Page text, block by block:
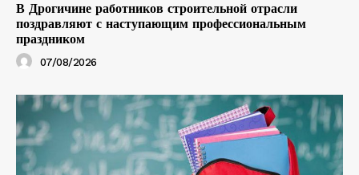
В Дрогичине работников строительной отрасли
поздравляют с наступающим профессиональным
праздником
07/08/2026